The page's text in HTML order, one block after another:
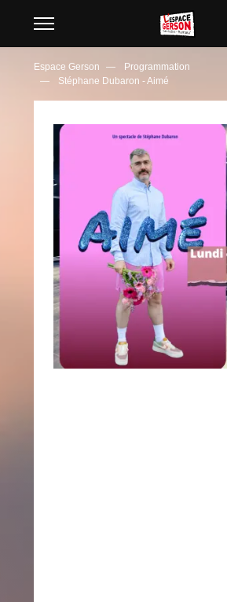
Espace Gerson
Programmation
Stéphane Dubaron - Aimé